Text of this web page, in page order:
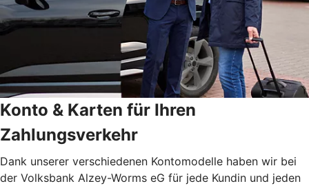
Konto & Karten für Ihren
Zahlungsverkehr
Dank unserer verschiedenen Kontomodelle haben wir bei
der Volksbank Alzey-Worms eG für jede Kundin und jeden